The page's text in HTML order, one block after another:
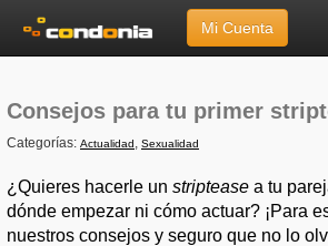
Mi Cuenta
Consejos para tu primer
Consejos para tu primer
Categorías: Actualidad, Sexualidad
¿Quieres hacerle un striptease a tu
dónde empezar ni cómo actuar? ¡Para
nuestros consejos y seguro que no lo